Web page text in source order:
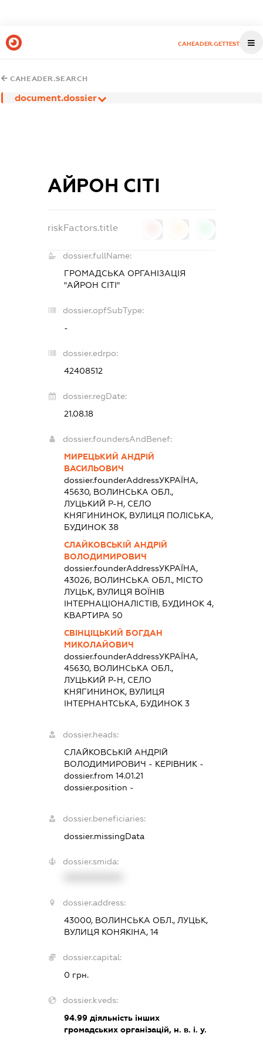
CAHEADER.GETTEST
CAHEADER.SEARCH
document.dossier
АЙРОН СІТІ
riskFactors.title
dossier.fullName:
ГРОМАДСЬКА ОРГАНІЗАЦІЯ
"АЙРОН СІТІ"
dossier.opfSubType:
-
dossier.edrpo:
42408512
dossier.regDate:
21.08.18
dossier.foundersAndBenef:
МИРЕЦЬКИЙ АНДРІЙ
ВАСИЛЬОВИЧ
dossier.founderAddressУКРАЇНА,
45630, ВОЛИНСЬКА ОБЛ.,
ЛУЦЬКИЙ Р-Н, СЕЛО
КНЯГИНИНОК, ВУЛИЦЯ ПОЛІСЬКА,
БУДИНОК 38
СЛАЙКОВСЬКІЙ АНДРІЙ
ВОЛОДИМИРОВИЧ
dossier.founderAddressУКРАЇНА,
43026, ВОЛИНСЬКА ОБЛ., МІСТО
ЛУЦЬК, ВУЛИЦЯ ВОЇНІВ
ІНТЕРНАЦІОНАЛІСТІВ, БУДИНОК 4,
КВАРТИРА 50
СВІНЦІЦЬКИЙ БОГДАН
МИКОЛАЙОВИЧ
dossier.founderAddressУКРАЇНА,
45630, ВОЛИНСЬКА ОБЛ.,
ЛУЦЬКИЙ Р-Н, СЕЛО
КНЯГИНИНОК, ВУЛИЦЯ
ІНТЕРНАНТСЬКА, БУДИНОК 3
dossier.heads:
СЛАЙКОВСЬКІЙ АНДРІЙ
ВОЛОДИМИРОВИЧ - КЕРІВНИК -
dossier.from 14.01.21
dossier.position -
dossier.beneficiaries:
dossier.missingData
dossier.smida:
dossier.address:
43000, ВОЛИНСЬКА ОБЛ., ЛУЦЬК,
ВУЛИЦЯ КОНЯКІНА, 14
dossier.capital:
0 грн.
dossier.kveds:
94.99діяльність інших
громадських організацій, н. в. і. у.